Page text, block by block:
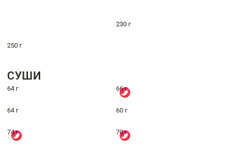
230 г
250 г
СУШИ
64 г 66 г
64 г 60 г
74 г 70 г